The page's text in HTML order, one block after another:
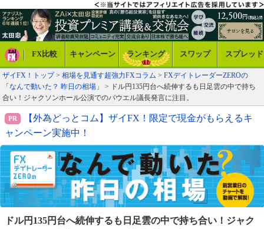
FX比較 キャンペーン ランキング スワップ スプレッド
ザイFX！トップ> 相場を見通す超強力FXコラム > FXデイトレーダーZEROの
「なんで動いた？ 昨日の相場」
> ドル円135円台へ続伸するも日足雲の中で持ち
合い！ジャクソンホール公演でのパウエル議長発言に注目。
【外為どっとコム】ザイFX！限定で現金がもらえるキ
ャンペーン実施中！
ドル円135円台へ続伸するも日足雲の中で持ち合い！ ジャク